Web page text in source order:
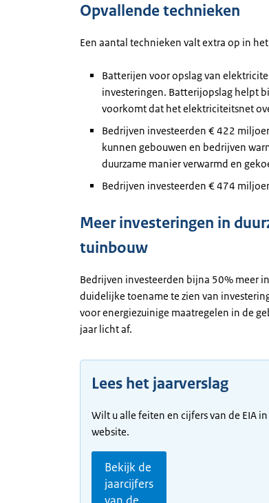
Opvallende technieken
Een aantal technieken valt extra op in
Batterijen voor opslag van
investeringen. Batterijopslag helpt
voorkomt dat het elektriciteitsnet
Bedrijven investeerden € 422
kunnen gebouwen en bedrijven
duurzame manier verwarmd en
Bedrijven investeerden € 474
Meer investeringen in
tuinbouw
Bedrijven investeerden bijna 50% meer
duidelijke toename te zien van
voor energiezuinige maatregelen in de
jaar licht af.
Lees het jaarverslag
Wilt u alle feiten en cijfers van de EIA
website.
Bekijk de
jaarcijfers